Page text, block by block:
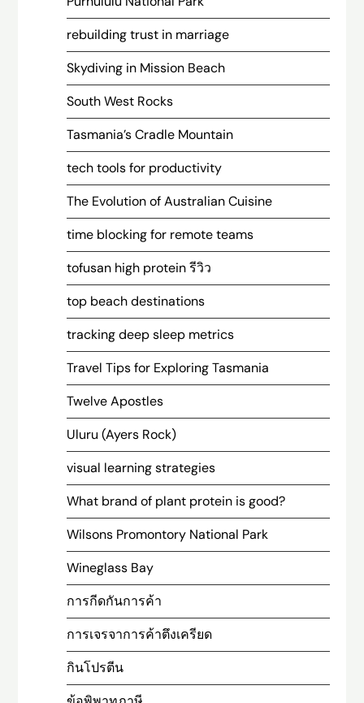
rebuilding trust in marriage
Skydiving in Mission Beach
South West Rocks
Tasmania’s Cradle Mountain
tech tools for productivity
The Evolution of Australian Cuisine
time blocking for remote teams
tofusan high protein รีวิว
top beach destinations
tracking deep sleep metrics
Travel Tips for Exploring Tasmania
Twelve Apostles
Uluru (Ayers Rock)
visual learning strategies
What brand of plant protein is good?
Wilsons Promontory National Park
Wineglass Bay
การกีดกันการค้า
การเจรจาการค้าตึงเครียด
กินโปรตีน